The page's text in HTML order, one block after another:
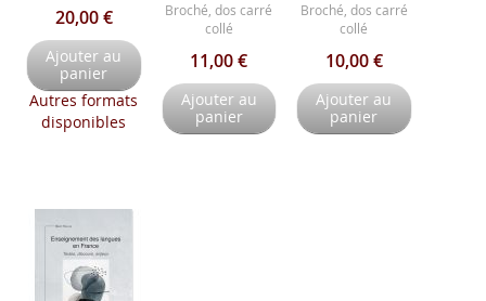
20,00 €
Ajouter au
panier
Autres formats
disponibles
Broché, dos carré
collé
11,00 €
Ajouter au
panier
Broché, dos carré
collé
10,00 €
Ajouter au
panier